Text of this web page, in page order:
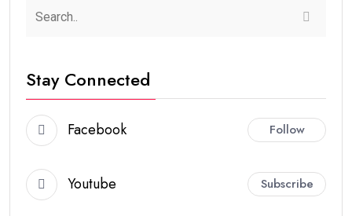
Stay Connected
Facebook Follow
Youtube Subscribe